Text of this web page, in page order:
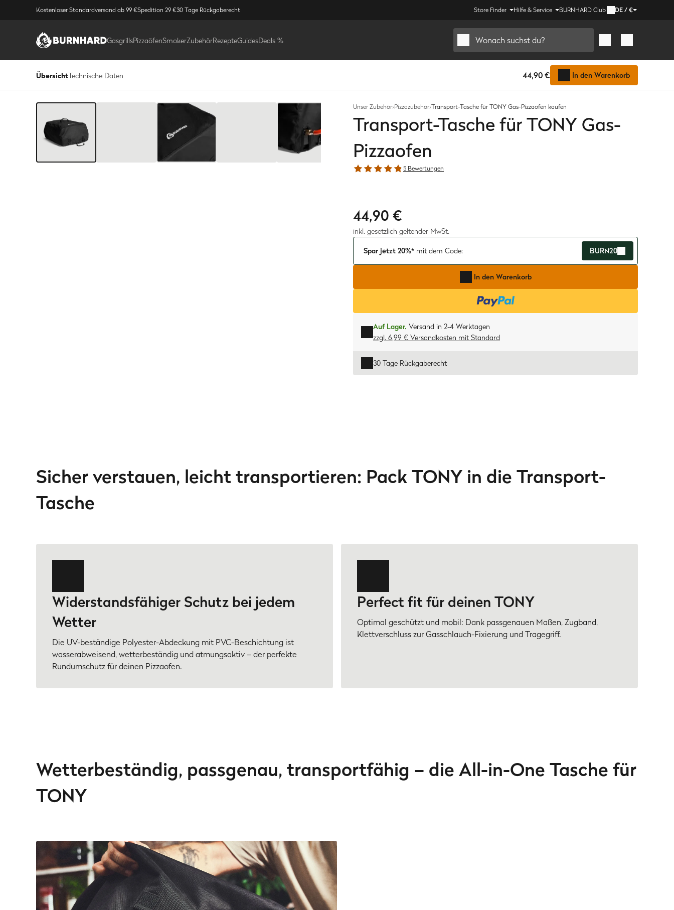
Kostenloser Standardversand ab 99 €Spedition 29 €30 Tage Rückgaberecht Store Finder Hilfe & Service BURNHARD Club DE/€
GasgrillsPizzaöfenSmokerZubehörRezepteGuidesDeals % Wonach suchst du?
ÜbersichtTechnische Daten 44,90 € In den Warenkorb
Unser Zubehör›Pizzazubehör›Transport-Tasche für TONY Gas-Pizzaofen kaufen
Transport-Tasche für TONY Gas-
Pizzaofen
5 Bewertungen
Bild
44,90 €
inkl. gesetzlich geltender MwSt.
Spar jetzt 20%* mit dem Code: BURN20
In den Warenkorb
Auf Lager. Versand in 2-4 Werktagen
zzgl. 6,99 € Versandkosten mit Standard
30 Tage Rückgaberecht
Sicher verstauen, leicht transportieren: Pack TONY in die Transport-
Tasche
Widerstandsfähiger Schutz bei jedem
Wetter
Die UV-beständige Polyester-Abdeckung mit PVC-Beschichtung ist
wasserabweisend, wetterbeständig und atmungsaktiv – der perfekte
Rundumschutz für deinen Pizzaofen.
Perfect fit für deinen TONY
Optimal geschützt und mobil: Dank passgenauen Maßen, Zugband,
Klettverschluss zur Gasschlauch-Fixierung und Tragegriff.
Wetterbeständig, passgenau, transportfähig – die All-in-One Tasche für
TONY